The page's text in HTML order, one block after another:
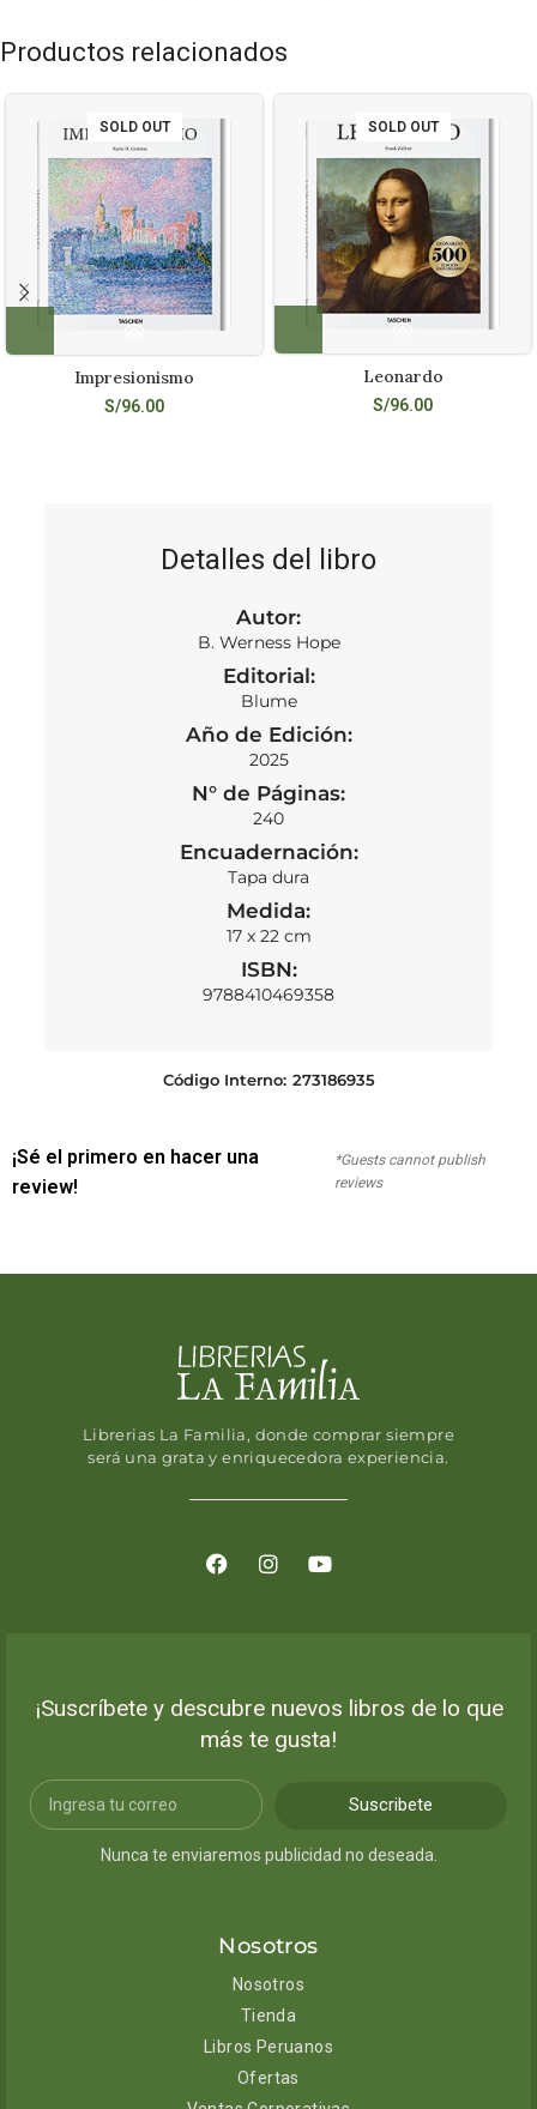
Productos relacionados
SOLD OUT
Impresionismo
S/96.00
SOLD OUT
Leonardo
S/96.00
Detalles del libro
Autor:
B. Werness Hope
Editorial:
Blume
Año de Edición:
2025
N° de Páginas:
240
Encuadernación:
Tapa dura
Medida:
17 x 22 cm
ISBN:
9788410469358
Código Interno: 273186935
¡Sé el primero en hacer una
review!
*Guests cannot publish
reviews
Librerias La Familia, donde comprar siempre
será una grata y enriquecedora experiencia.
¡Suscríbete y descubre nuevos libros de lo que
más te gusta!
Suscribete
Nunca te enviaremos publicidad no deseada.
Nosotros
Nosotros
Tienda
Libros Peruanos
Ofertas